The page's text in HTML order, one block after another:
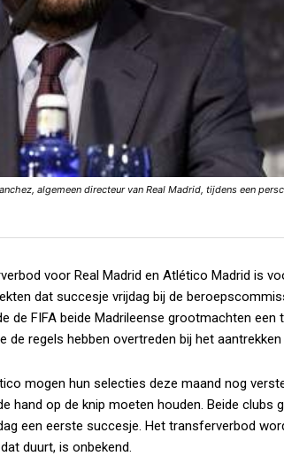
algemeen directeur van Real Madrid, tijdens een
voor Real Madrid en Atlético Madrid is
dat succesje vrijdag bij de
de FIFA beide Madrileense grootmachten
de regels hebben overtreden bij het
mogen hun selecties deze maand nog
hand op de knip moeten houden. Beide clubs
een eerste succesje. Het transferverbod
duurt, is onbekend.